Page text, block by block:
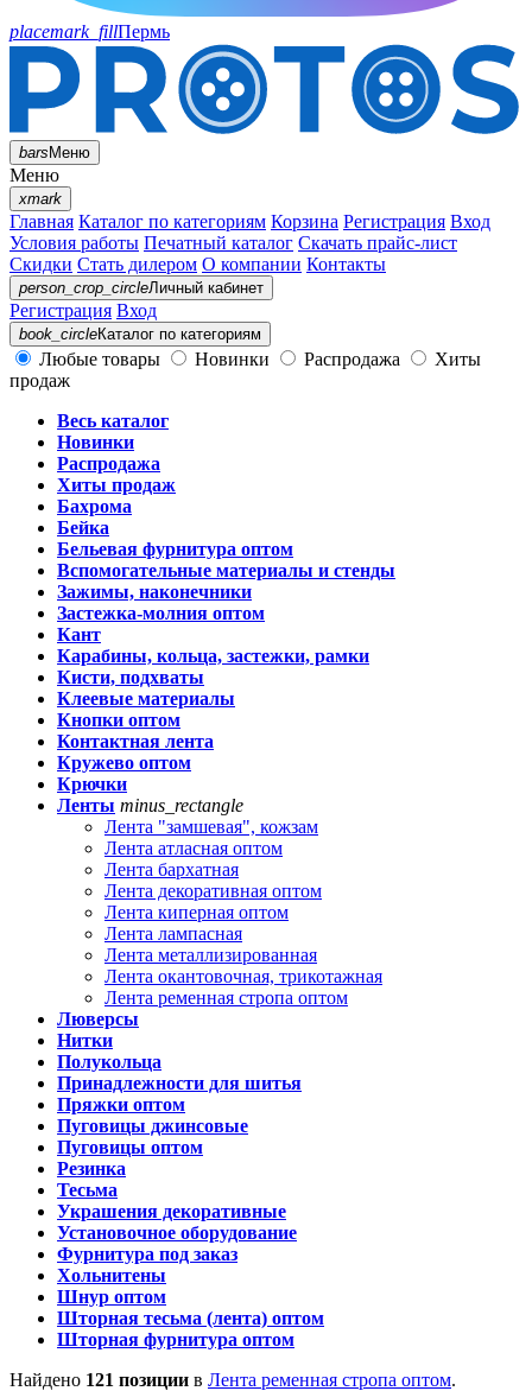
placemark_fillПермь
barsМеню
Меню
xmark
Главная Каталог по категориям Корзина Регистрация Вход
Условия работы Печатный каталог Скачать прайс-лист
Скидки Стать дилером О компании Контакты
person_crop_circleЛичный кабинет
Регистрация Вход
book_circleКаталог по категориям
Любые товары Новинки Распродажа
Хиты
продаж
Весь каталог
Новинки
Распродажа
Хиты продаж
Бахрома
Бейка
Бельевая фурнитура оптом
Вспомогательные материалы и стенды
Зажимы, наконечники
Застежка-молния оптом
Кант
Карабины, кольца, застежки, рамки
Кисти, подхваты
Клеевые материалы
Кнопки оптом
Контактная лента
Кружево оптом
Крючки
Ленты minus_rectangle
Лента "замшевая", кожзам
Лента атласная оптом
Лента бархатная
Лента декоративная оптом
Лента киперная оптом
Лента лампасная
Лента металлизированная
Лента окантовочная, трикотажная
Лента ременная стропа оптом
Люверсы
Нитки
Полукольца
Принадлежности для шитья
Пряжки оптом
Пуговицы джинсовые
Пуговицы оптом
Резинка
Тесьма
Украшения декоративные
Установочное оборудование
Фурнитура под заказ
Хольнитены
Шнур оптом
Шторная тесьма (лента) оптом
Шторная фурнитура оптом
Найдено 121 позиции в Лента ременная стропа оптом.